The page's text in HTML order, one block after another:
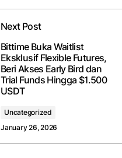
Next Post
Bittime Buka Waitlist
Eksklusif Flexible Futures,
Beri Akses Early Bird dan
Trial Funds Hingga $1.500
USDT
Uncategorized
January 26, 2026